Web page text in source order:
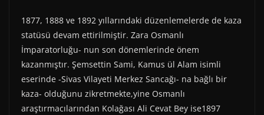
1877, 1888 ve 1892 yıllarındaki düzenlemelerde de kaza
statüsü devam ettirilmiştir. Zara Osmanlı
İmparatorluğu- nun son dönemlerinde önem
kazanmıştır. Şemsettin Sami, Kamus ül Alam isimli
eserinde -Sivas Vilayeti Merkez Sancağı- na bağlı bir
kaza- olduğunu zikretmekte,yine Osmanlı
araştırmacılarından Kolağası Ali Cevat Bey ise1897